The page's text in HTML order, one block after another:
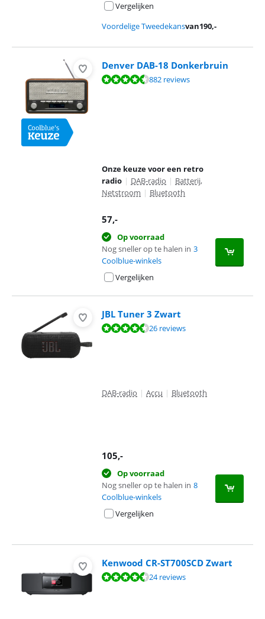
Vergelijken
Voordelige Tweedekansvan190,-
Denver DAB-18 Donkerbruin
Beoordeling is 8,9 van de 10, gebaseerd op 882 reviews.
882 reviews
Onze keuze voor een retro
radio | DAB-radio | Batterij,
Netstroom | Bluetooth
57,-
Op voorraad
Nog sneller op te halen in 3
Coolblue-winkels
Vergelijken
JBL Tuner 3 Zwart
Beoordeling is 8,8 van de 10, gebaseerd op 26 reviews.
26 reviews
DAB-radio | Accu | Bluetooth
105,-
Op voorraad
Nog sneller op te halen in 8
Coolblue-winkels
Vergelijken
Kenwood CR-ST700SCD Zwart
Beoordeling is 8,8 van de 10, gebaseerd op 24 reviews.
24 reviews